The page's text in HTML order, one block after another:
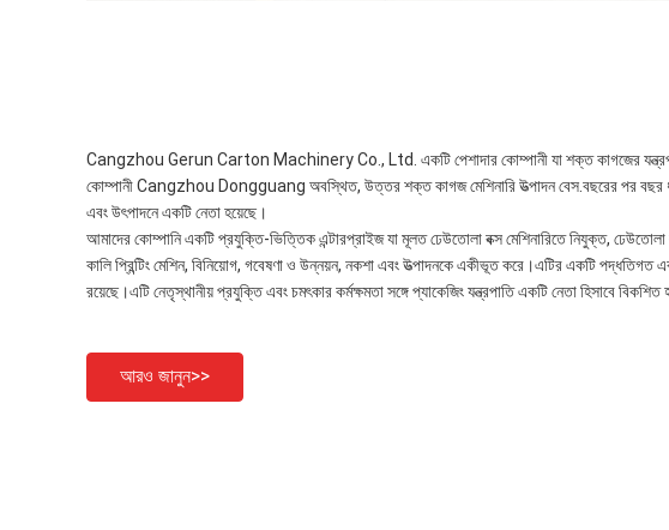
Cangzhou Gerun Carton Machinery Co., Ltd. একটি পেশাদার কোম্পানী যা শক্ত কাগজের
কোম্পানী Cangzhou Dongguang অবস্থিত, উত্তর শক্ত কাগজ মেশিনারি উত্পাদন বেস.বছরের পর বছর
এবং উৎপাদনে একটি নেতা হয়েছে।
আমাদের কোম্পানি একটি প্রযুক্তি-ভিত্তিক এন্টারপ্রাইজ যা মূলত ঢেউতোলা বক্স মেশিনারিতে নিযুক্ত, ঢেউতোলা
কালি প্রিন্টিং মেশিন, বিনিয়োগ, গবেষণা ও উন্নয়ন, নকশা এবং উত্পাদনকে একীভূত করে।এটির একটি পদ্ধতিগত
রয়েছে।এটি নেতৃস্থানীয় প্রযুক্তি এবং চমৎকার কর্মক্ষমতা সঙ্গে প্যাকেজিং যন্ত্রপাতি একটি নেতা হিসাবে বিকশিত
আরও জানুন>>